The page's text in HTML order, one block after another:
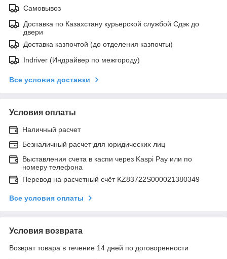
Самовывоз
Доставка по Казахстану курьерской службой Сдэк до
двери
Доставка казпочтой (до отделения казпочты)
Indriver (Индрайвер по межгороду)
Все условия доставки
Условия оплаты
Наличный расчет
Безналичный расчет для юридических лиц
Выставления счета в каспи через Kaspi Pay или по
номеру телефона
Перевод на расчетный счёт KZ83722S000021380349
Все условия оплаты
Условия возврата
Возврат товара в течение 14 дней по договоренности